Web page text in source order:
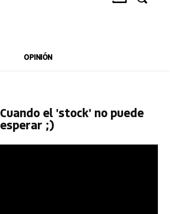
OPINIÓN
Cuando el 'stock' no puede
esperar ;)